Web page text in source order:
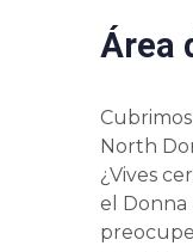
Área
North
¿Vives
el Donna